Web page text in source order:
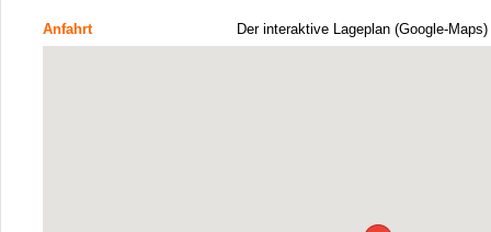
Anfahrt Der interaktive Lageplan (Google-